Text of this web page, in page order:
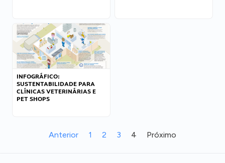
INFOGRÁFICO:
SUSTENTABILIDADE PARA
CLÍNICAS VETERINÁRIAS E
PET SHOPS
Anterior 1 2 3 4 Próximo